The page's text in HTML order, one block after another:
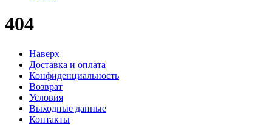
404
Наверх
Доставка и оплата
Конфиденциальность
Возврат
Условия
Выходные данные
Контакты